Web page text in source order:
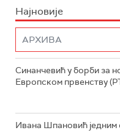
Најновије
Синанчевић у борби за
Европском првенству
Ивана Шпановић